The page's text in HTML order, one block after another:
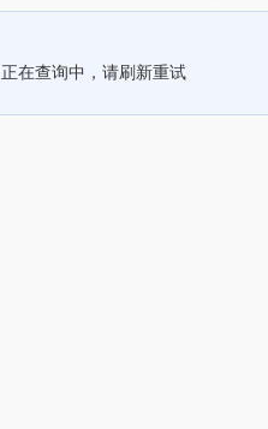
正在查询中，请刷新重试